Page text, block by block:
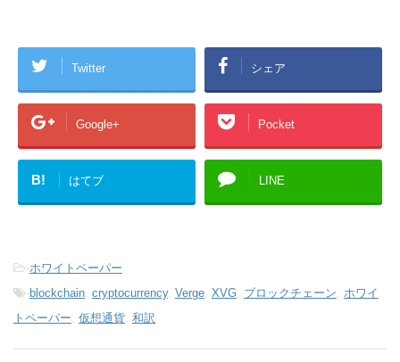
Twitter シェア
Google+ Pocket
B! はてブ LINE
-ホワイトペーパー
-blockchain cryptocurrency, Verge XVG ブロックチェーン
ホワイ
トペーパー 仮想通貨 和訳